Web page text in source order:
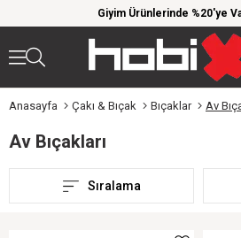
Giyim Ürünlerinde %20'ye
Anasayfa Çakı & Bıçak Bıçaklar Av
Av Bıçakları
Sıralama